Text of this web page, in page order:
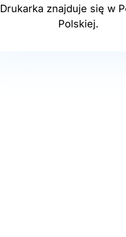
Drukarka znajduje się w
Polskiej.